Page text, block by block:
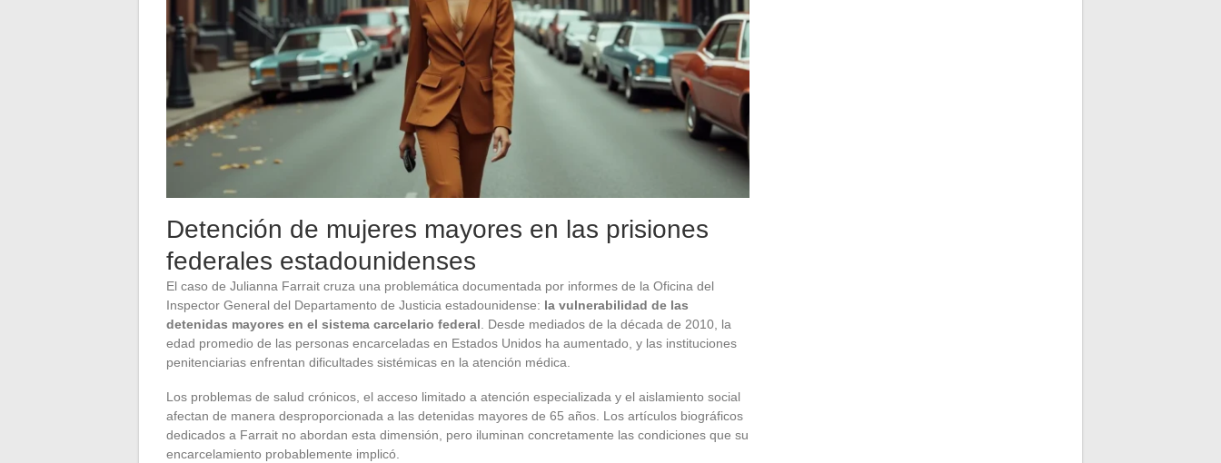
Detención de mujeres mayores en las prisiones
federales estadounidenses
El caso de Julianna Farrait cruza una problemática documentada por informes de la Oficina del
Inspector General del Departamento de Justicia estadounidense: la vulnerabilidad de las
detenidas mayores en el sistema carcelario federal . Desde mediados de la década de 2010, la
edad promedio de las personas encarceladas en Estados Unidos ha aumentado, y las instituciones
penitenciarias enfrentan dificultades sistémicas en la atención médica.
Los problemas de salud crónicos, el acceso limitado a atención especializada y el aislamiento social
afectan de manera desproporcionada a las detenidas mayores de 65 años. Los artículos biográficos
dedicados a Farrait no abordan esta dimensión, pero iluminan concretamente las condiciones que su
encarcelamiento probablemente implicó.